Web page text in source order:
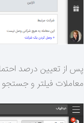
پس از تعیین درصد
معاملات فیلتر و جستجو